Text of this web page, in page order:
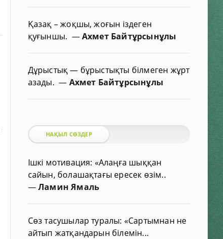
Қазақ – жоқшы, жоғын іздеген
қуғыншы. —Ахмет Байтұрсынұлы
Дұрыстық — бұрыстықты білмеген жұрт
азады.— Ахмет Байтұрсынұлы
НАҚЫЛ СӨЗДЕР
Ішкі мотивация: «Алаңға шыққан
сайын, болашақтағы ересек өзім..
—Ламин Ямаль
Сөз тасушылар туралы: «Сартымнан не
айтып жатқандарын білемін...